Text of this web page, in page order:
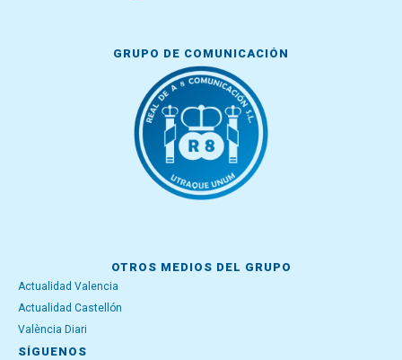
GRUPO DE COMUNICACIÓN
OTROS MEDIOS DEL GRUPO
Actualidad Valencia
Actualidad Castellón
València Diari
SÍGUENOS